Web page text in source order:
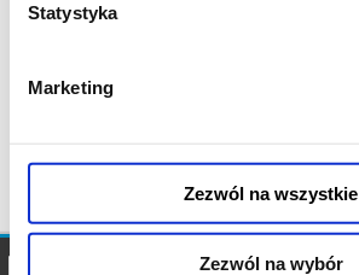
Statystyka
Marketing
Zezwól na wszystkie
Zezwól na wybór